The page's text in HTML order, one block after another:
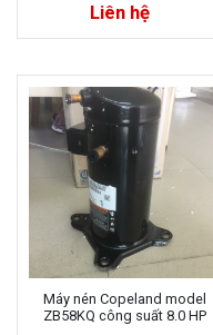
Liên hệ
Máy nén Copeland model
ZB58KQ công suất 8.0 HP